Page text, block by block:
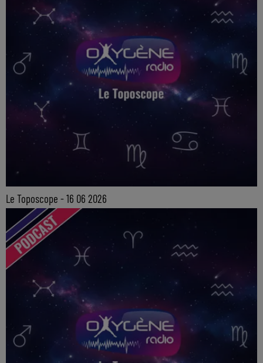
Le Toposcope - 16 06 2026